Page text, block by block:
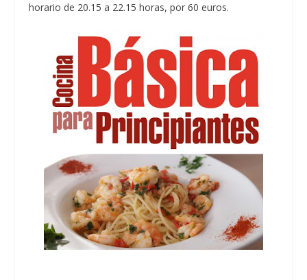
horario de 20.15 a 22.15 horas, por 60 euros.